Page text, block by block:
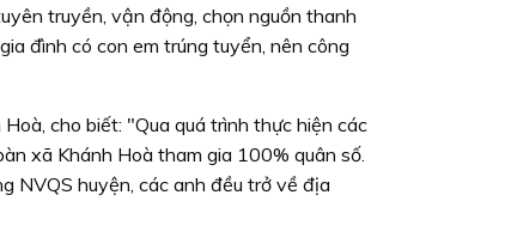
truyền, vận động, chọn nguồn thanh
đình có con em trúng tuyển, nên công
cho biết: "Qua quá trình thực hiện các
xã Khánh Hoà tham gia 100% quân số.
NVQS huyện, các anh đều trở về địa